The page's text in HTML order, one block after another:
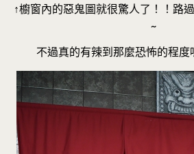
↑櫥窗內的惡鬼圖就很驚人了！！路
~
不過真的有辣到那麼恐怖的程